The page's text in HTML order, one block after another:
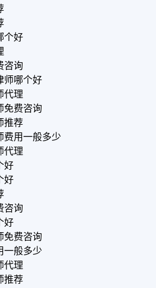
个好
咨询
师哪个好
代理
免费咨询
推荐
费用一般多少
代理
好
好
咨询
好
免费咨询
一般多少
代理
推荐